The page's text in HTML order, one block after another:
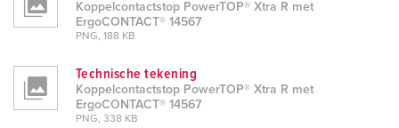
Koppelcontactstop PowerTOP® Xtra R met
ErgoCONTACT® 14567
PNG, 188 KB
Technische tekening
Koppelcontactstop PowerTOP® Xtra R met
ErgoCONTACT® 14567
PNG, 338 KB